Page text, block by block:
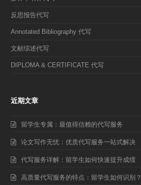
反思报告代写
Annotated Bibliography 代写
文献综述代写
DIPLOMA & CERTIFICATE 代写
近期文章
留学生专属：最值得信赖的代写服务
论文写作无忧：优质代写服务一站式解决
代写服务详解：留学生如何快速提升成绩
高质量代写服务的特点：留学生如何识别？